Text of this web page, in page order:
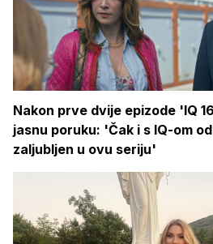
Nakon prve dvije epizode 'IQ
jasnu poruku: 'Čak i s IQ-om
zaljubljen u ovu seriju'